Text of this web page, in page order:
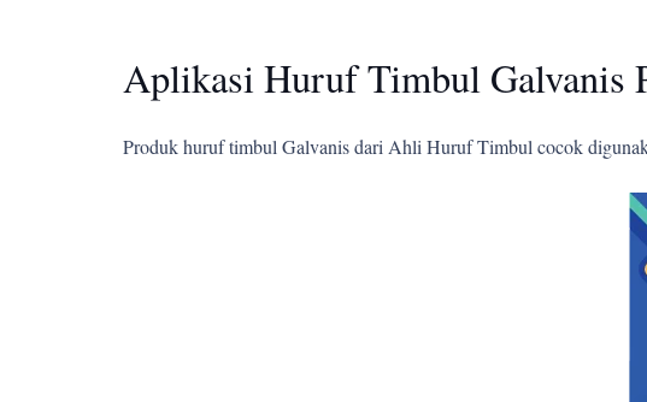
Aplikasi Huruf Timbul Galvanis
Produk huruf timbul Galvanis dari Ahli Huruf Timbul cocok